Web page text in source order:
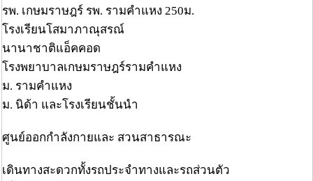
รพ. เกษมราษฎร์ รพ. รามคำแหง 250ม.
โรงเรียนโสมาภาณุสรณ์
นานาชาติแอ็คคอด
โรงพยาบาลเกษมราษฎร์รามคำแหง
ม. รามคำแหง
ม. นิด้า และโรงเรียนชั้นนำ
ศูนย์ออกกำลังกายและ สวนสาธารณะ
เดินทางสะดวกทั้งรถประจำทางและรถส่วนตัว